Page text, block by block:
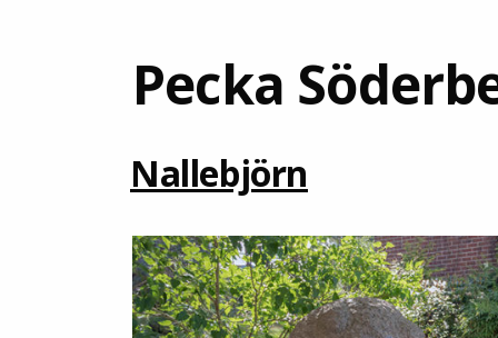
Pecka
Nallebjörn